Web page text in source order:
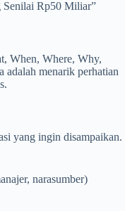
Senilai Rp50 Miliar”
When, Where, Why,
adalah menarik perhatian
yang ingin disampaikan.
narasumber)